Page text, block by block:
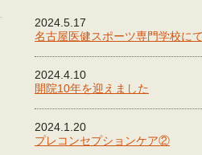
2024.5.17
名古屋医健スポーツ専門学校にて
2024.4.10
開院10年を迎えました
2024.1.20
プレコンセプションケア②